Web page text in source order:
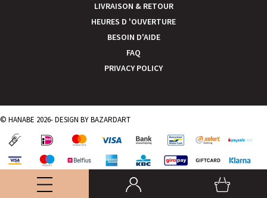
LIVRAISON & RETOUR
HEURES D 'OUVERTURE
BESOIN D'AIDE
FAQ
PRIVACY POLICY
© HANABE 2026- DESIGN BYBAZARDART